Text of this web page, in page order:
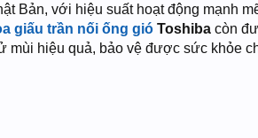
Bản, với hiệu suất hoạt động mạnh
giấu trần nối ống gió Toshiba còn
hiệu quả, bảo vệ được sức khỏe